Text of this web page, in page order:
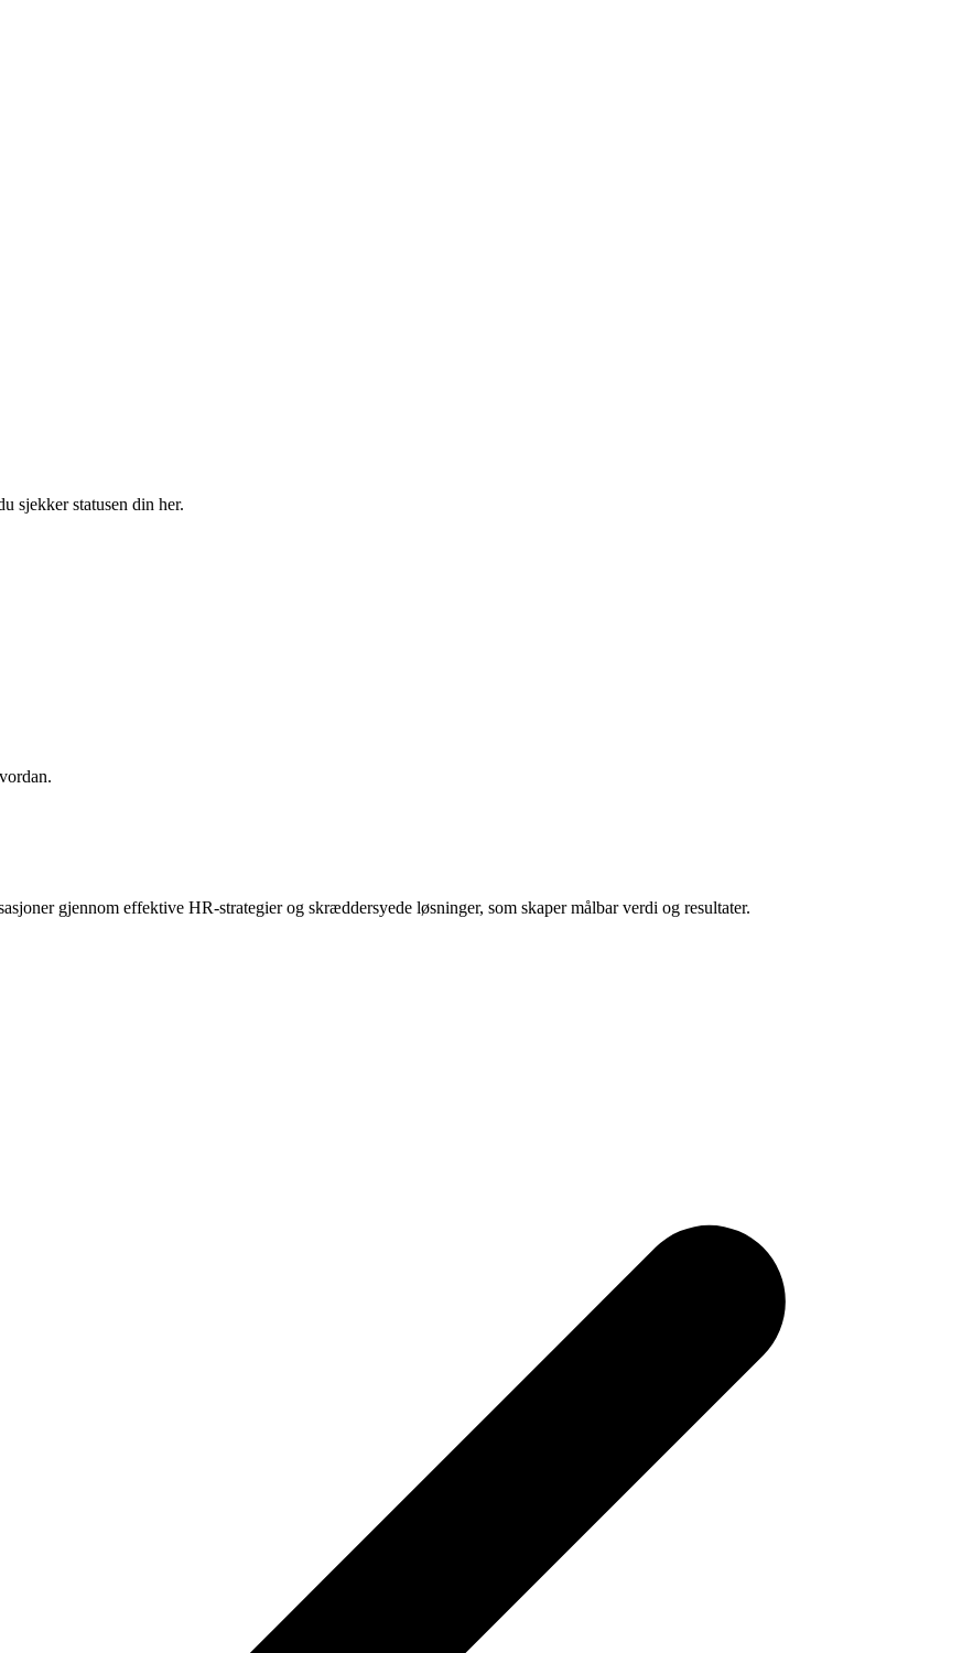
sjekker statusen din her.
gjennom effektive HR-strategier og skræddersyede løsninger, som skaper målbar verdi og resultater.